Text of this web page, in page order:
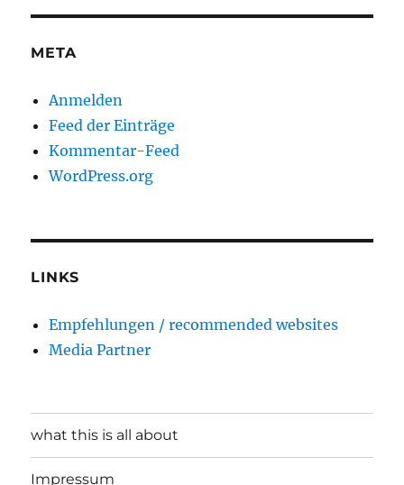
META
Anmelden
Feed der Einträge
Kommentar-Feed
WordPress.org
LINKS
Empfehlungen / recommended websites
Media Partner
what this is all about
Impressum